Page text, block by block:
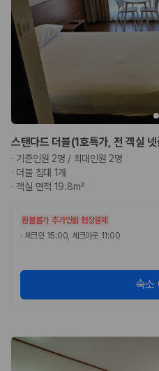
스탠다드 더블(1호특가, 전 객실
· 기준인원 2명 / 최대인원 2명
· 더블 침대 1개
·객실 면적 19.8m²
환불불가 추가인원 현장결제
· 체크인 15:00, 체크아웃 11:00
숙소